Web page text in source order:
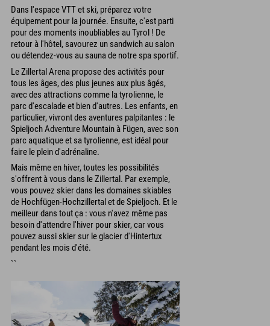
Dans l'espace VTT et ski, préparez votre
équipement pour la journée. Ensuite, c'est parti
pour des moments inoubliables au Tyrol ! De
retour à l'hôtel, savourez un sandwich au salon
ou détendez-vous au sauna de notre spa sportif.
Le Zillertal Arena propose des activités pour
tous les âges, des plus jeunes aux plus âgés,
avec des attractions comme la tyrolienne, le
parc d'escalade et bien d'autres. Les enfants, en
particulier, vivront des aventures palpitantes : le
Spieljoch Adventure Mountain à Fügen, avec son
parc aquatique et sa tyrolienne, est idéal pour
faire le plein d'adrénaline.
Mais même en hiver, toutes les possibilités
s'offrent à vous dans le Zillertal. Par exemple,
vous pouvez skier dans les domaines skiables
de Hochfügen-Hochzillertal et de Spieljoch. Et le
meilleur dans tout ça : vous n'avez même pas
besoin d'attendre l'hiver pour skier, car vous
pouvez aussi skier sur le glacier d'Hintertux
pendant les mois d'été.
``